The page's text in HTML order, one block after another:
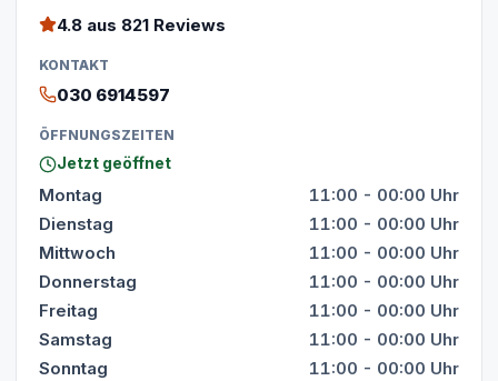
4.8 aus 821 Reviews
KONTAKT
030 6914597
ÖFFNUNGSZEITEN
Jetzt geöffnet
Montag
11:00 - 00:00 Uhr
Dienstag
11:00 - 00:00 Uhr
Mittwoch
11:00 - 00:00 Uhr
Donnerstag
11:00 - 00:00 Uhr
Freitag
11:00 - 00:00 Uhr
Samstag
11:00 - 00:00 Uhr
Sonntag
11:00 - 00:00 Uhr